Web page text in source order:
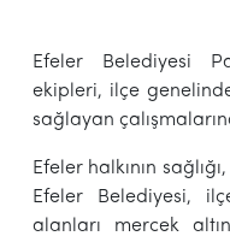
Efeler Belediyesi
ekipleri, ilçe
sağlayan
Efeler halkının
Efeler Belediyesi,
alanları mercek